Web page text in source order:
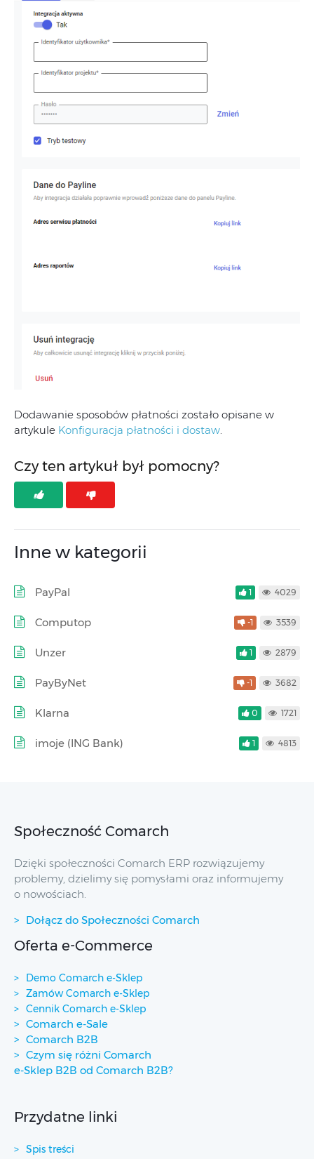
Dodawanie sposobów płatności zostało opisane w
artykule Konfiguracja płatności i dostaw.
Czy ten artykuł był pomocny?
Inne w kategorii
PayPal 1 4029
Computop -1 3539
Unzer 1 2879
PayByNet -1 3682
Klarna 0 1721
imoje (ING Bank) 1 4813
Społeczność Comarch
Dzięki społeczności Comarch ERP rozwiązujemy
problemy, dzielimy się pomysłami oraz informujemy
o nowościach.
Dołącz do Społeczności Comarch
Oferta e-Commerce
Demo Comarch e-Sklep
Zamów Comarch e-Sklep
Cennik Comarch e-Sklep
Comarch e-Sale
Comarch B2B
Czym się różni Comarch
e-Sklep B2B od Comarch B2B?
Przydatne linki
Spis treści